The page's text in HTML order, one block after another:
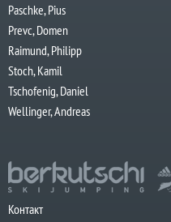
Paschke, Pius
Prevc, Domen
Raimund, Philipp
Stoch, Kamil
Tschofenig, Daniel
Wellinger, Andreas
Контакт